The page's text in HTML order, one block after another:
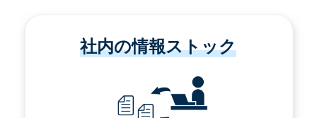
社内の情報ストック